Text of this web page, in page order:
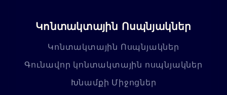
Կոնտակտային Ոսպնյակներ
Կոնտակտային Ոսպնյակներ
Գունավոր կոնտակտային ոսպնյակներ
Խնամքի Միջոցներ